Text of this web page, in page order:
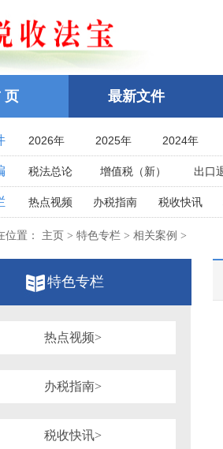
页 最新文件
2026年 2025年 2024年
2021年
2020年 2019年
2016年
2015年 2014年
2011年
2010年 2009年
2006年
2005年 2004年
2001年
2000年 1999年
1996年
1995年
1991年
1990年 1989年
1986年
税法总论 增值税（新） 出口
企业所得税
个人所得税 耕地
土地增值税
房产税 契税
印花税
资源税
关税法
税收立法(规章、文件、批
税务行政公开
可持续披露准则
重点行业税收政策汇编
热点视频 办税指南 税收快讯
全国统一规范电子税务局
位置： 主页 > 特色专栏 > 相关案例 >
特色专栏
热点视频>
办税指南>
税收快讯>